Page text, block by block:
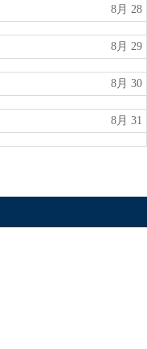
8月 28
8月 29
8月 30
8月 31